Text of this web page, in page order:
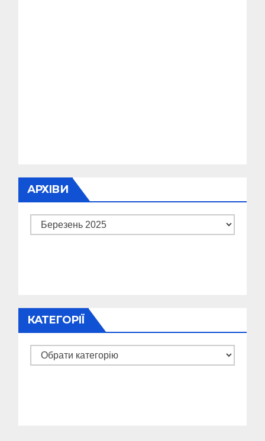
АРХІВИ
Архіви
КАТЕГОРІЇ
Категорії